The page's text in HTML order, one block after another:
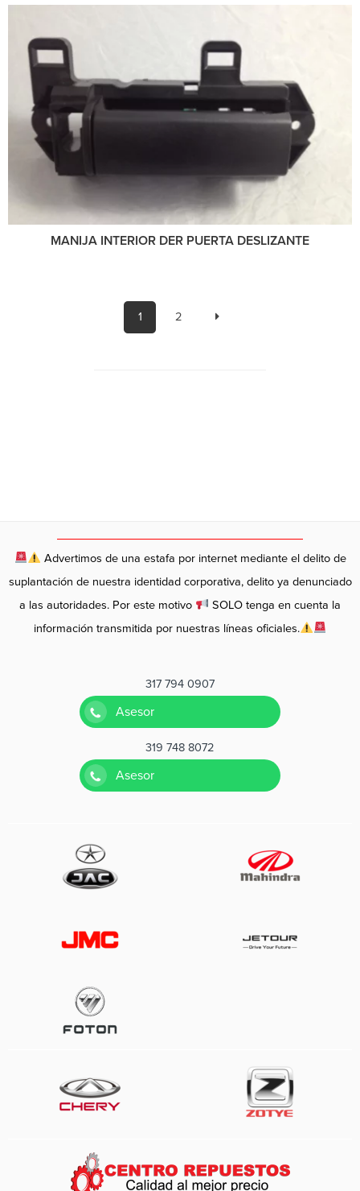
MANIJA INTERIOR DER PUERTA DESLIZANTE
1 2
Advertimos de una estafa por internet mediante el delito de
suplantación de nuestra identidad corporativa, delito ya denunciado
a las autoridades. Por este motivo
SOLO tenga en cuenta la
información transmitida por nuestras líneas oficiales.
317 794 0907
Asesor
319 748 8072
Asesor